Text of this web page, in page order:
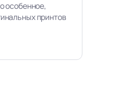
особенное,
принтов